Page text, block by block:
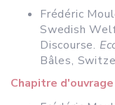
Frédéric
Swedish
Discourse.
Bâles,
Chapitre d'ouvrage